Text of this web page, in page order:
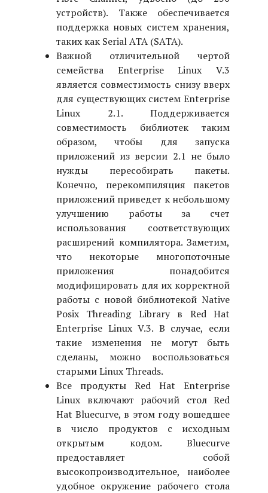
устройств). Также обеспечивается
поддержка новых систем хранения,
таких как Serial ATA (SATA).
Важной отличительной чертой
семейства Enterprise Linux V.3
является совместимость снизу вверх
для существующих систем Enterprise
Linux 2.1. Поддерживается
совместимость библиотек таким
образом, чтобы для запуска
приложений из версии 2.1 не было
нужды пересобирать пакеты.
Конечно, перекомпиляция пакетов
приложений приведет к небольшому
улучшению работы за счет
использования соответствующих
расширений компилятора. Заметим,
что некоторые многопоточные
приложения понадобится
модифицировать для их корректной
работы с новой библиотекой Native
Posix Threading Library в Red Hat
Enterprise Linux V.3. В случае, если
такие изменения не могут быть
сделаны, можно воспользоваться
старыми Linux Threads.
Все продукты Red Hat Enterprise
Linux включают рабочий стол Red
Hat Bluecurve, в этом году вошедшее
в число продуктов с исходным
открытым кодом. Bluecurve
предоставляет собой
высокопроизводительное, наиболее
удобное окружение рабочего стола